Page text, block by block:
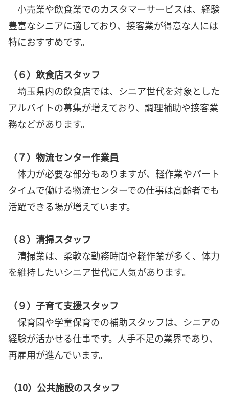
小売業や飲食業でのカスタマーサービスは、経験
豊富なシニアに適しており、接客業が得意な人には
特におすすめです。
（６）飲食店スタッフ
埼玉県内の飲食店では、シニア世代を対象とした
アルバイトの募集が増えており、調理補助や接客業
務などがあります。
（７）物流センター作業員
体力が必要な部分もありますが、軽作業やパート
タイムで働ける物流センターでの仕事は高齢者でも
活躍できる場が増えています。
（８）清掃スタッフ
清掃業は、柔軟な勤務時間や軽作業が多く、体力
を維持したいシニア世代に人気があります。
（９）子育て支援スタッフ
保育園や学童保育での補助スタッフは、シニアの
経験が活かせる仕事です。人手不足の業界であり、
再雇用が進んでいます。
（10）公共施設のスタッフ